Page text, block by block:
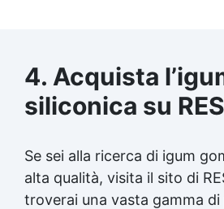
4. Acquista
siliconica su
Se sei alla ricerca di igum
alta qualità, visita il sito di
troverai una vasta gamma